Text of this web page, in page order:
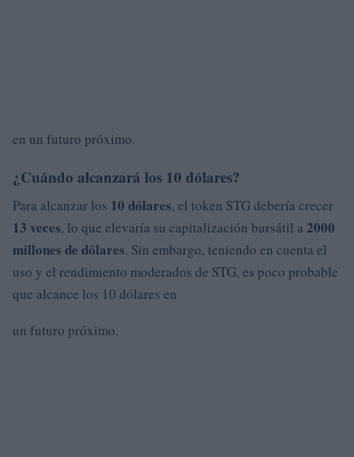
en un futuro próximo.
¿Cuándo alcanzará los 10 dólares?
Para alcanzar los 10 dólares, el token STG debería crecer
13 veces, lo que elevaría su capitalización bursátil a 2000
millones de dólares. Sin embargo, teniendo en cuenta el
uso y el rendimiento moderados de STG, es poco probable
que alcance los 10 dólares en
un futuro próximo.